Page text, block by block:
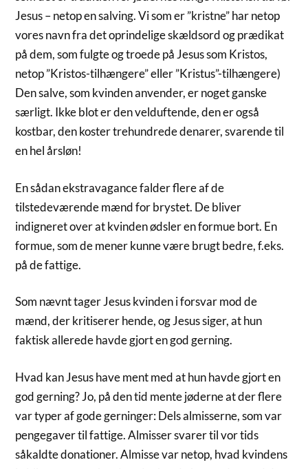
Jesus – netop en salving. Vi som er ”kristne” har netop
vores navn fra det oprindelige skældsord og prædikat
på dem, som fulgte og troede på Jesus som Kristos,
netop ”Kristos-tilhængere” eller ”Kristus”-tilhængere)
Den salve, som kvinden anvender, er noget ganske
særligt. Ikke blot er den velduftende, den er også
kostbar, den koster trehundrede denarer, svarende til
en hel årsløn!
En sådan ekstravagance falder flere af de
tilstedeværende mænd for brystet. De bliver
indigneret over at kvinden ødsler en formue bort. En
formue, som de mener kunne være brugt bedre, f.eks.
på de fattige.
Som nævnt tager Jesus kvinden i forsvar mod de
mænd, der kritiserer hende, og Jesus siger, at hun
faktisk allerede havde gjort en god gerning.
Hvad kan Jesus have ment med at hun havde gjort en
god gerning? Jo, på den tid mente jøderne at der flere
var typer af gode gerninger: Dels almisserne, som var
pengegaver til fattige. Almisser svarer til vor tids
såkaldte donationer. Almisse var netop, hvad kvindens